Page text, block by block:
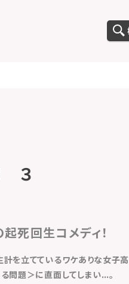
３
死回生コメディ！
計を立てているワケありな女子高
問題＞に直面してしまい…。